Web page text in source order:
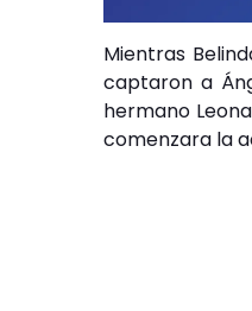
Mientras
captaron a
hermano
comenzara la